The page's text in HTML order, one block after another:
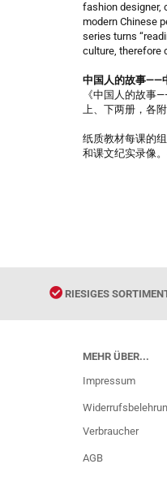
fashion designer,
modern Chinese
series turns
culture, therefore
中国人的故事——
《中国人的故事
上、下两册，各
纸质教材每课的
和课文纪实录像
RIESIGES
MEHR ÜBER...
Impressum
Verbraucher
AGB